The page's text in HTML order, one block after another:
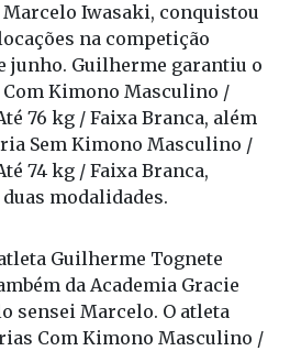
Iwasaki, conquistou
na competição
junho. Guilherme garantiu o
Kimono Masculino /
76 kg / Faixa Branca, além
Sem Kimono Masculino /
74 kg / Faixa Branca,
modalidades.
Guilherme Tognete
da Academia Gracie
sensei Marcelo. O atleta
Com Kimono Masculino /